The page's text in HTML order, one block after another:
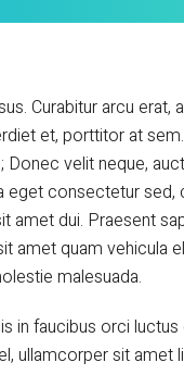
Curabitur arcu erat,
et, porttitor at
Donec velit neque,
eget consectetur sed,
amet dui. Praesent
amet quam vehicula
malesuada.
in faucibus orci
ullamcorper sit amet